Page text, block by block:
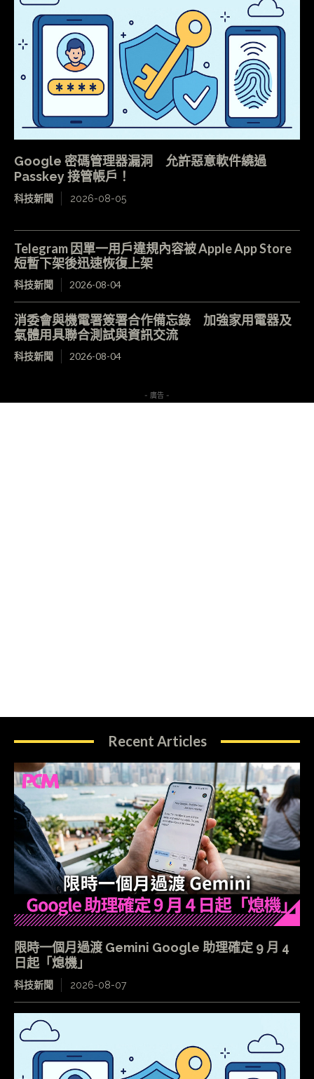
Google 密碼管理器漏洞 允許惡意軟件繞過
Passkey 接管帳戶！
科技新聞 2026-08-05
Telegram 因單一用戶違規內容被 Apple App Store
短暫下架後迅速恢復上架
科技新聞 2026-08-04
消委會與機電署簽署合作備忘錄 加強家用電器及
氣體用具聯合測試與資訊交流
科技新聞 2026-08-04
- 廣告 -
Recent Articles
限時一個月過渡 Gemini Google 助理確定 9 月 4
日起「熄機」
科技新聞 2026-08-07